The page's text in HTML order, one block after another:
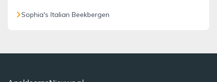
Sophia's Italian Beekbergen